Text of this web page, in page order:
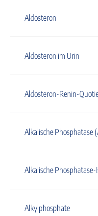
Aldosteron
Aldosteron im Urin
Aldosteron-Renin-
Alkalische Phosphatase
Alkalische Phosphatase-
Alkylphosphate